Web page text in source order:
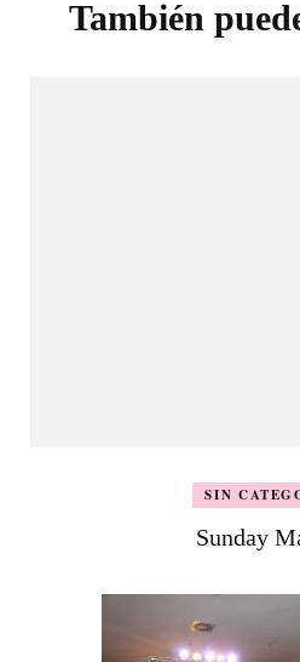
entradas
También
SIN
Sunday